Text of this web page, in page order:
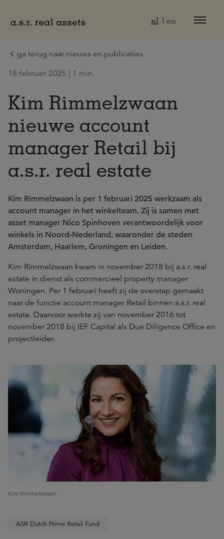
nl en
ga terug naar nieuws en publicaties
18 februari 2025 | 1 min.
Kim Rimmelzwaan
nieuwe account
manager Retail bij
a.s.r. real estate
Kim Rimmelzwaan is per 1 februari 2025 werkzaam als
account manager in het winkelteam. Zij is samen met
asset manager Nico Spinhoven verantwoordelijk voor
winkels in Noord-Nederland, waaronder de steden
Amsterdam, Haarlem, Groningen en Leiden.
Kim Rimmelzwaan kwam in november 2018 bij a.s.r. real
estate in dienst als commercieel property manager
Woningen. Per 1 februari heeft zij de overstap gemaakt
naar de functie account manager Retail binnen a.s.r. real
estate. Daarvoor werkte zij van november 2016 tot
november 2018 bij IEF Capital als Due Diligence Office en
projectleider.
Kim Rimmelzwaan
ASR Dutch Prime Retail Fund